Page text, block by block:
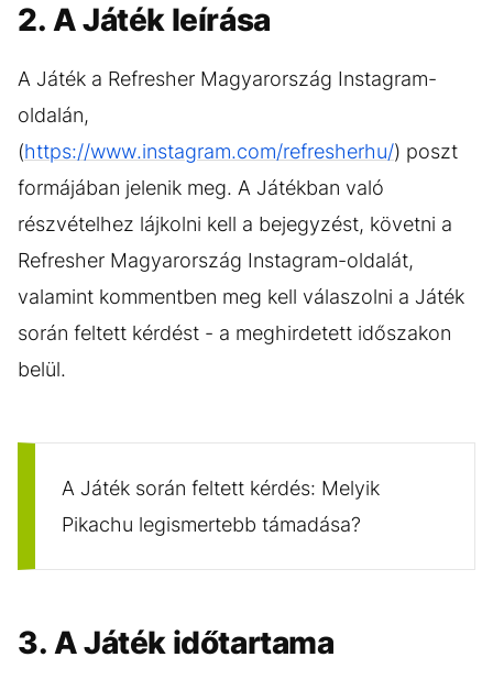
2. A Játék leírása
A Játék a Refresher Magyarország Instagram-
oldalán,
(https://www.instagram.com/refresherhu/) poszt
formájában jelenik meg. A Játékban való
részvételhez lájkolni kell a bejegyzést, követni a
Refresher Magyarország Instagram-oldalát,
valamint kommentben meg kell válaszolni a Játék
során feltett kérdést - a meghirdetett időszakon
belül.
A Játék során feltett kérdés: Melyik
Pikachu legismertebb támadása?
3. A Játék időtartama